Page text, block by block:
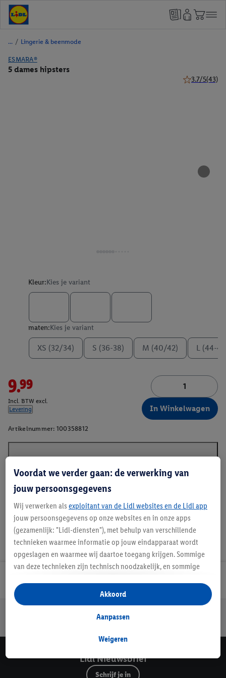
/ Lingerie & beenmode
ESMARA®
5 dames hipsters
3.7/5(43)
Kleur:Kies je variant
maten:Kies je variant
XS (32/34) S (36-38) M (40/42) L (44-
9.99
Incl. BTW excl.
Levering
In Winkelwagen
Artikelnummer: 100358812
Veilig winkelen
Lidl Nieuwsbrief
Schrijf je in
Voordat we verder gaan: de verwerking van
jouw persoonsgegevens
Wij verwerken als exploitant van de Lidl websites en de Lidl app
jouw persoonsgegevens op onze websites en in onze apps
(gezamenlijk: "Lidl-diensten"), met behulp van verschillende
technieken waarmee informatie op jouw eindapparaat wordt
opgeslagen en waarmee wij daartoe toegang krijgen. Sommige
van deze technieken zijn technisch noodzakelijk, en sommige
opslaan van voorkeursinstellingen, het verzamelen en
analyseren van statistieken of voor het tonen van
gepersonaliseerde reclame binnen en buiten de Lidl-diensten.
gegevens over jouw aankoopgedrag in de winkel ook voor de
Als je hier toestemming geeft aan ons voor het personaliseren
van reclame en als je vervolgens een Lidl Plus-account
Weigeren
Aanpassen
Akkoord